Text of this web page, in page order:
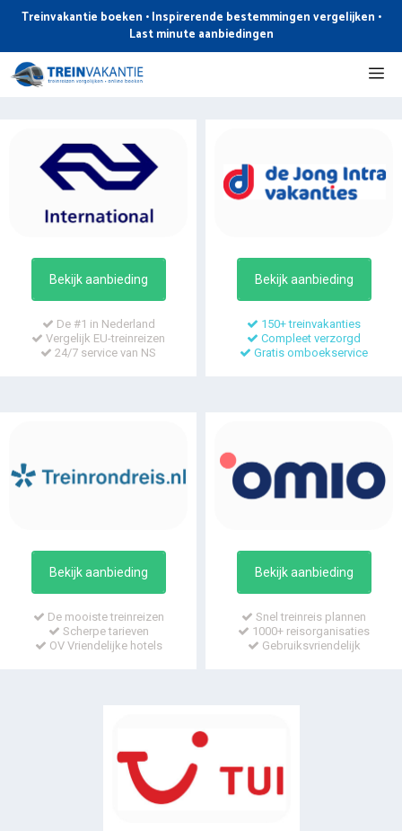
de
inhoud
Treinvakantie boeken • Inspirerende bestemmingen vergelijken •
Last minute aanbiedingen
Bekijk aanbieding
De #1 in Nederland
Vergelijk EU-treinreizen
24/7 service van NS
Bekijk aanbieding
150+ treinvakanties
Compleet verzorgd
Gratis omboekservice
Bekijk aanbieding
De mooiste treinreizen
Scherpe tarieven
OV Vriendelijke hotels
Bekijk aanbieding
Snel treinreis plannen
1000+ reisorganisaties
Gebruiksvriendelijk